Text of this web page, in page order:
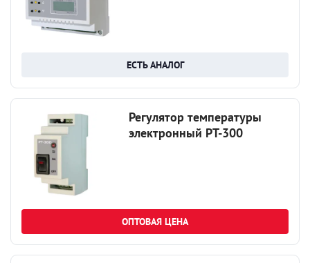
ЕСТЬ АНАЛОГ
Регулятор температуры
электронный РТ-300
ОПТОВАЯ ЦЕНА